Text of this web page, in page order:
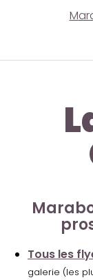
Tous les
galerie (les